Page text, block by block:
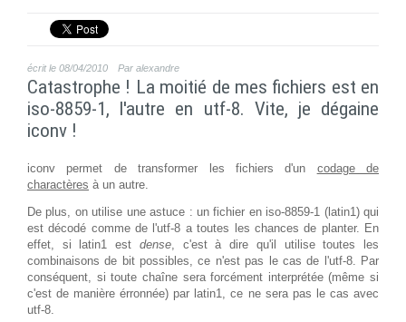
écrit le 08/04/2010 Par alexandre
Catastrophe ! La moitié de mes fichiers est en
iso-8859-1, l'autre en utf-8. Vite, je dégaine
iconv !
iconv permet de transformer les fichiers d'un codage de
charactères à un autre.
De plus, on utilise une astuce : un fichier en iso-8859-1 (latin1) qui
est décodé comme de l'utf-8 a toutes les chances de planter. En
effet, si latin1 est dense, c'est à dire qu'il utilise toutes les
combinaisons de bit possibles, ce n'est pas le cas de l'utf-8. Par
conséquent, si toute chaîne sera forcément interprétée (même si
c'est de manière érronnée) par latin1, ce ne sera pas le cas avec
utf-8.